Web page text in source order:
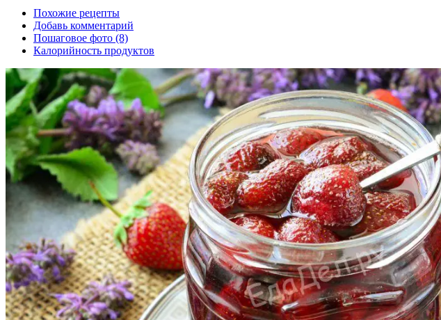
Похожие рецепты
Добавь комментарий
Пошаговое фото (8)
Калорийность продуктов